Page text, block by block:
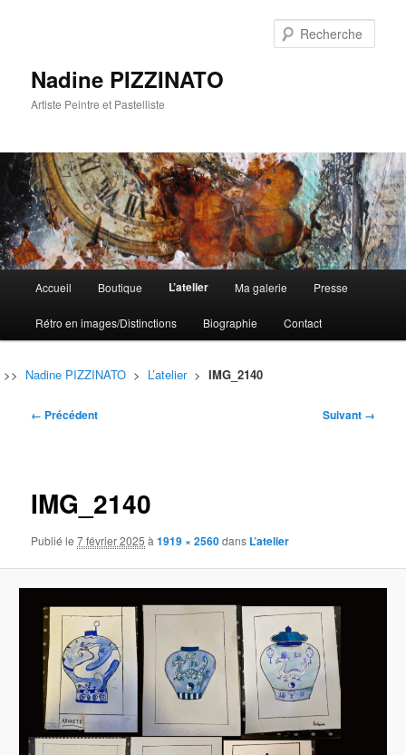
Nadine PIZZINATO
Artiste Peintre et Pastelliste
principal
Aller
au
contenu
principal
Aller
au
contenu
secondaire
Accueil Boutique L’atelier Ma galerie Presse
Rétro en images/Distinctions Biographie Contact
>> Nadine PIZZINATO > L’atelier> IMG_2140
Navigation
← Précédent Suivant →
IMG_2140
Publié le7 février 2025 à1919 × 2560dans L’atelier